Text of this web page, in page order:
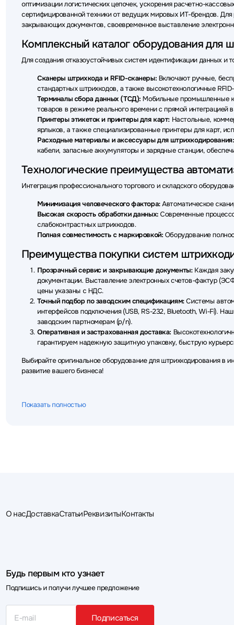
оптимизации логистических цепочек, ускорения расчетно-
сертифицированной техники от ведущих мировых ИТ-брендов.
закрывающих документов, своевременное выставление
Комплексный каталог оборудования для
Для создания отказоустойчивых систем идентификации данных
Сканеры штрихкода и RFID-сканеры: Включают ручные,
стандартных штрихкодов, а также высокотехнологичные
Терминалы сбора данных (ТСД): Мобильные промышленные
товаров в режиме реального времени с прямой интеграцией
Принтеры этикеток и принтеры для карт: Настольные,
ярлыков, а также специализированные принтеры для карт,
Расходные материалы и аксессуары для штрихкодирования:
кабели, запасные аккумуляторы и зарядные станции,
Технологические преимущества
Интеграция профессионального торгового и складского
Минимизация человеческого фактора: Автоматическое
Высокая скорость обработки данных: Современные
слабоконтрастных штрихкодов.
Полная совместимость с маркировкой: Оборудование
Преимущества покупки систем
Прозрачный сервис и закрывающие документы: Каждая
документации. Выставление электронных счетов-фактур
цены указаны с НДС.
Точный подбор по заводским спецификациям: Системы
интерфейсов подключения (USB, RS-232, Bluetooth, Wi-Fi).
заводским партномерам (p/n).
Оперативная и застрахованная доставка:
гарантируем надежную защитную упаковку, быструю
Выбирайте оригинальное оборудование для штрихкодирования в
развитие вашего бизнеса!
Показать полностью
О насДоставкаСтатьиРеквизитыКонтакты
Будь первым кто узнает
Подпишись и получи лучшее предложение
Подписаться